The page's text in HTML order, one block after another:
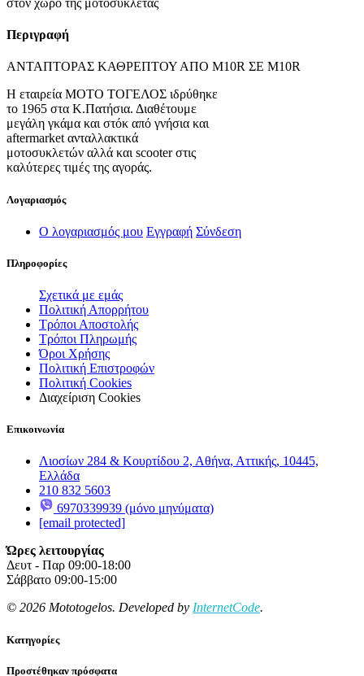
Περιγραφή
ΑΝΤΑΠΤΟΡΑΣ ΚΑΘΡΕΠΤΟΥ ΑΠΟ Μ10R ΣΕ Μ10R
Η εταιρεία ΜΟΤΟ ΤΟΓΕΛΟΣ ιδρύθηκε
το 1965 στα Κ.Πατήσια. Διαθέτουμε
μεγάλη γκάμα και στόκ από γνήσια και
aftermarket ανταλλακτικά
μοτοσυκλετών αλλά και scooter στις
καλύτερες τιμές της αγοράς.
Λογαριασμός
Ο λογαριασμός μου Εγγραφή Σύνδεση
Πληροφορίες
Σχετικά με εμάς
Πολιτική Απορρήτου
Τρόποι Αποστολής
Τρόποι Πληρωμής
Όροι Χρήσης
Πολιτική Επιστροφών
Πολιτική Cookies
Διαχείριση Cookies
Επικοινωνία
Λιοσίων 284 & Κουρτίδου 2, Αθήνα, Αττικής, 10445,
Ελλάδα
210 832 5603
6970339939 (μόνο μηνύματα)
[email protected]
Ώρες λειτουργίας
Δευτ - Παρ 09:00-18:00
Σάββατο 09:00-15:00
© 2026 Mototogelos. Developed by InternetCode.
Κατηγορίες
Προστέθηκαν πρόσφατα